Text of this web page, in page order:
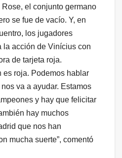
el conjunto germano
se fue de vacío. Y, en
los jugadores
la acción de Vinícius con
de tarjeta roja.
es roja. Podemos hablar
va a ayudar. Estamos
y hay que felicitar
hay muchos
que nos han
mucha suerte”, comentó